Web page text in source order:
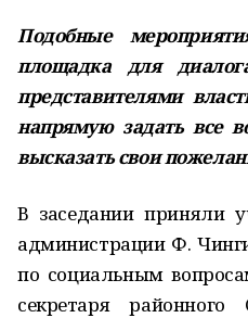
Подобные
площадка для
представителями
напрямую задать все
высказать свои
В заседании приняли
администрации Ф.
по социальным
секретаря